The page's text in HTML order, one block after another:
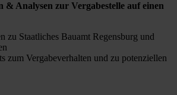
& Analysen zur Vergabestelle auf einen
zu Staatliches Bauamt Regensburg und
zum Vergabeverhalten und zu potenziellen